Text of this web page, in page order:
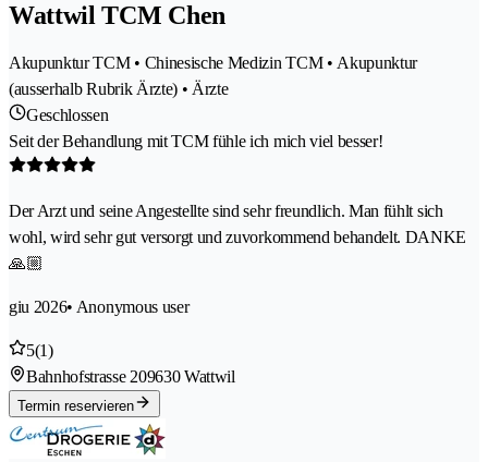
Wattwil TCM Chen
Akupunktur TCM • Chinesische Medizin TCM • Akupunktur
(ausserhalb Rubrik Ärzte) • Ärzte
Geschlossen
Seit der Behandlung mit TCM fühle ich mich viel besser!
Der Arzt und seine Angestellte sind sehr freundlich. Man fühlt sich
wohl, wird sehr gut versorgt und zuvorkommend behandelt. DANKE
🙏🏼
giu 2026• Anonymous user
5(1)
Bahnhofstrasse 209630 Wattwil
Termin reservieren